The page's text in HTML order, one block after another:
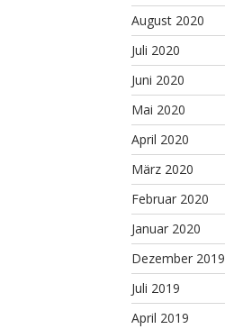
August 2020
Juli 2020
Juni 2020
Mai 2020
April 2020
März 2020
Februar 2020
Januar 2020
Dezember 2019
Juli 2019
April 2019